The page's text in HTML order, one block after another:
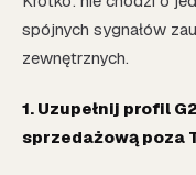
spójnych sygnałów
zewnętrznych.
1. Uzupełnij profil
sprzedażową poza